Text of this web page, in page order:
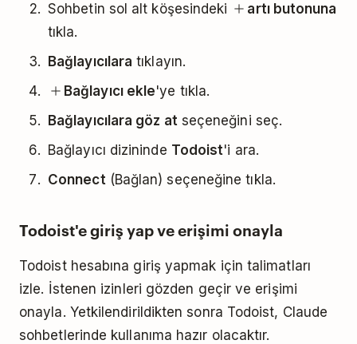
Sohbetin sol alt köşesindeki
artı butonuna
tıkla.
Bağlayıcılara tıklayın.
Bağlayıcı ekle'ye tıkla.
Bağlayıcılara göz atseçeneğini seç.
Bağlayıcı dizininde Todoist'i ara.
Connect(Bağlan) seçeneğine tıkla.
Todoist'e giriş yap ve erişimi onayla
Todoist hesabına giriş yapmak için talimatları
izle. İstenen izinleri gözden geçir ve erişimi
onayla. Yetkilendirildikten sonra Todoist, Claude
sohbetlerinde kullanıma hazır olacaktır.